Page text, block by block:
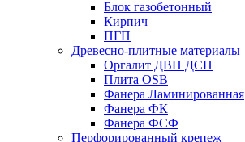
Блок газобетонный
Кирпич
ПГП
Древесно-плитные материалы
Оргалит ДВП ДСП
Плита OSB
Фанера Ламинированная
Фанера ФК
Фанера ФСФ
Перфорированный крепеж